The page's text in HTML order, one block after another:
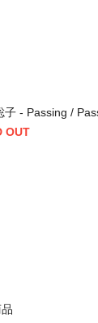
子 - Passing /
OUT